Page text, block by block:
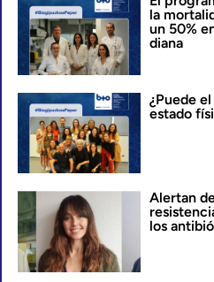
la
un 50%
diana
¿Puede
estado
Alertan
los